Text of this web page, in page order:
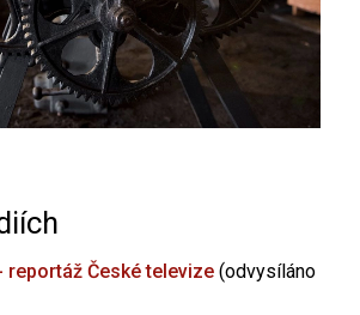
reportáž České televize (odvysíláno